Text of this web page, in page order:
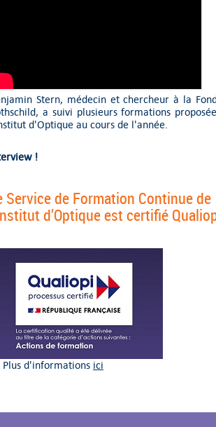
Stern, médecin et chercheur à la
a suivi plusieurs formations
d'Optique au cours de l'année.
!
Service de Formation Continue de
d’Optique est certifié
Plus d'informations ici